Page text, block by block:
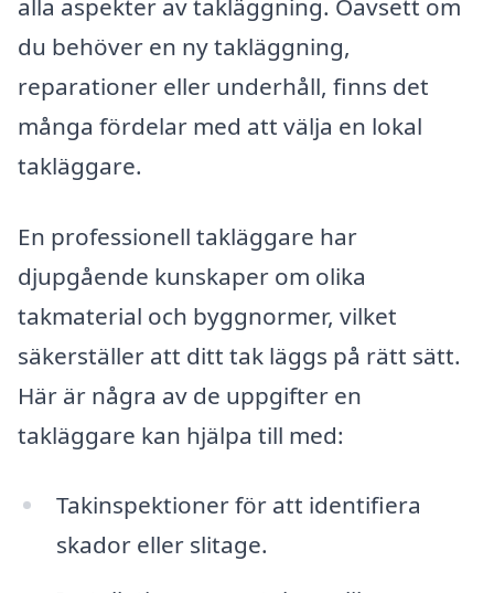
alla aspekter av takläggning. Oavsett om
du behöver en ny takläggning,
reparationer eller underhåll, finns det
många fördelar med att välja en lokal
takläggare.
En professionell takläggare har
djupgående kunskaper om olika
takmaterial och byggnormer, vilket
säkerställer att ditt tak läggs på rätt sätt.
Här är några av de uppgifter en
takläggare kan hjälpa till med:
Takinspektioner för att identifiera
skador eller slitage.